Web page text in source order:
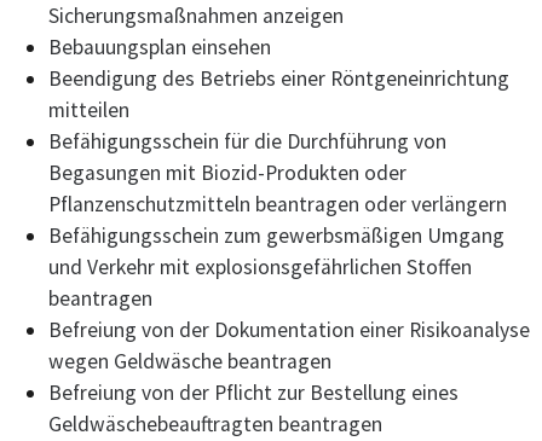
Sicherungsmaßnahmen anzeigen
Bebauungsplan einsehen
Beendigung des Betriebs einer Röntgeneinrichtung
mitteilen
Befähigungsschein für die Durchführung von
Begasungen mit Biozid-Produkten oder
Pflanzenschutzmitteln beantragen oder verlängern
Befähigungsschein zum gewerbsmäßigen Umgang
und Verkehr mit explosionsgefährlichen Stoffen
beantragen
Befreiung von der Dokumentation einer Risikoanalyse
wegen Geldwäsche beantragen
Befreiung von der Pflicht zur Bestellung eines
Geldwäschebeauftragten beantragen